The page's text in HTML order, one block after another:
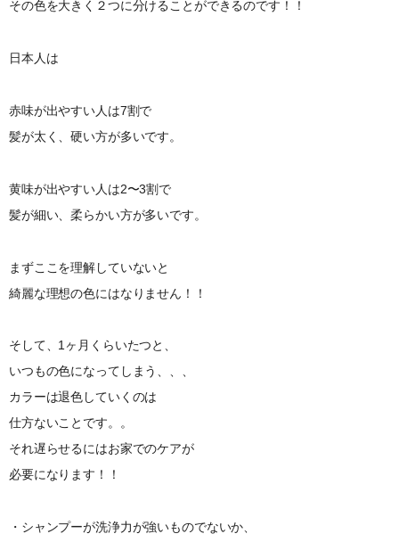
その色を大きく２つに分けることができるのです！！
日本人は
赤味が出やすい人は7割で
髪が太く、硬い方が多いです。
黄味が出やすい人は2〜3割で
髪が細い、柔らかい方が多いです。
まずここを理解していないと
綺麗な理想の色にはなりません！！
そして、1ヶ月くらいたつと、
いつもの色になってしまう、、、
カラーは退色していくのは
仕方ないことです。。
それ遅らせるにはお家でのケアが
必要になります！！
・シャンプーが洗浄力が強いものでないか、